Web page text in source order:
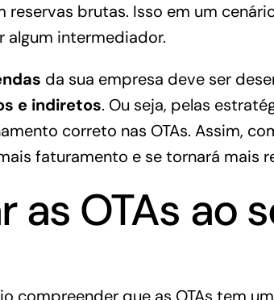
reservas brutas. Isso em um
algum intermediador.
da sua empresa deve ser
e indiretos. Ou seja, pelas
correto nas OTAs. Assim,
faturamento e se tornará mais
as OTAs ao
compreender que as OTAs tem